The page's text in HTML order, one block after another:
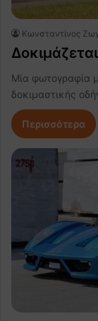
Κωνσταντίνος
Μία φωτογραφία
δοκιμαστικής
Περισσότερα